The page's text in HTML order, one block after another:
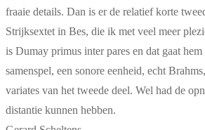
fraaie details. Dan is er de relatief korte
Strijksextet in Bes, die ik met veel meer
is Dumay primus inter pares en dat gaat
samenspel, een sonore eenheid, echt
variates van het tweede deel. Wel had de
distantie kunnen hebben.